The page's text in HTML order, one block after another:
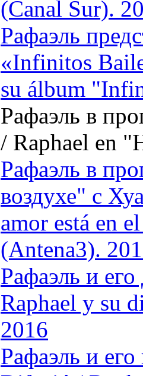
(Canal Sur).
Рафаэль
«Infinitos
su álbum
Рафаэль в
/ Raphael en
Рафаэль в
воздухе" с
amor está en
(Antena3).
Рафаэль и
Raphael y su
2016
Рафаэль и